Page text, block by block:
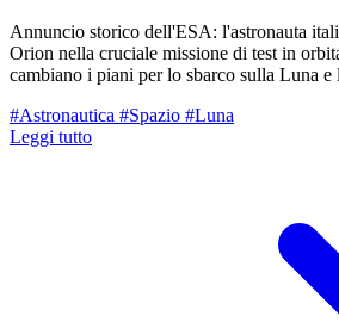
Annuncio storico dell'ESA: l'astronauta
Orion nella cruciale missione di test in
cambiano i piani per lo sbarco sulla Luna e
#Astronautica #Spazio #Luna
Leggi tutto